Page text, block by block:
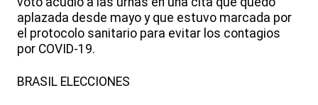
aplazada desde mayo y que estuvo marcada por
el protocolo sanitario para evitar los contagios
por COVID-19.
BRASIL ELECCIONES